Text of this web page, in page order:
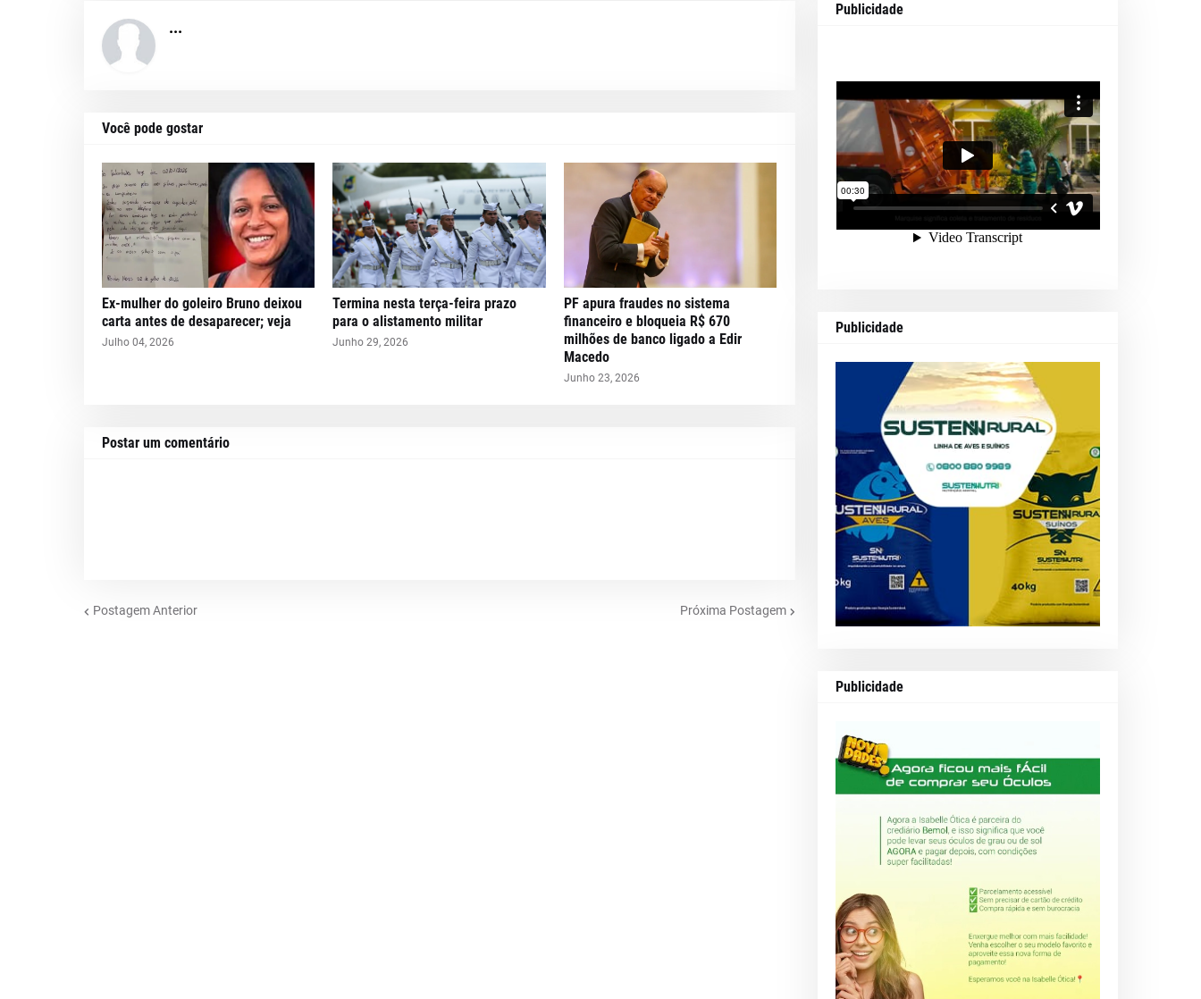
...
Você pode gostar
Ex-mulher do goleiro Bruno deixou
carta antes de desaparecer; veja
Julho 04, 2026
Termina nesta terça-feira prazo
para o alistamento militar
Junho 29, 2026
PF apura fraudes no sistema
financeiro e bloqueia R$ 670
milhões de banco ligado a Edir
Macedo
Junho 23, 2026
Postar um comentário
Postagem Anterior Próxima Postagem
Publicidade
Publicidade
Publicidade